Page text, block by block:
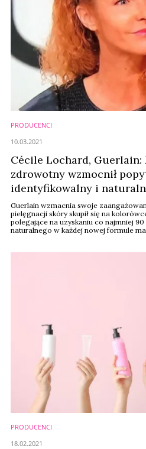
PRODUCENCI
Cécile Lochard, Guerlain:
zdrowotny wzmocnił
identyfikowalny i
Guerlain wzmacnia swoje
pielęgnacji skóry skupił się na
polegające na uzyskaniu co najmniej
naturalnego w każdej nowej formule
10.03.2021
PRODUCENCI
18.02.2021